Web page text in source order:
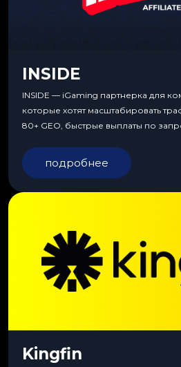
INSIDE
INSIDE — iGaming партнерка для
которые хотят масштабировать
80+ GEO, быстрые выплаты по
подробнее
Kingfin